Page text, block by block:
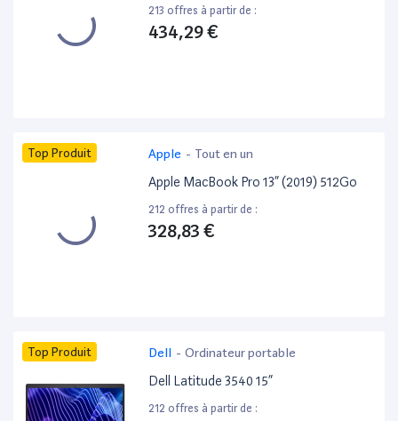
213 offres à partir de :
434,29 €
Top Produit Apple - Tout en un
Apple MacBook Pro 13” (2019) 512Go
212 offres à partir de :
328,83 €
Top Produit Dell - Ordinateur portable
Dell Latitude 3540 15”
212 offres à partir de :